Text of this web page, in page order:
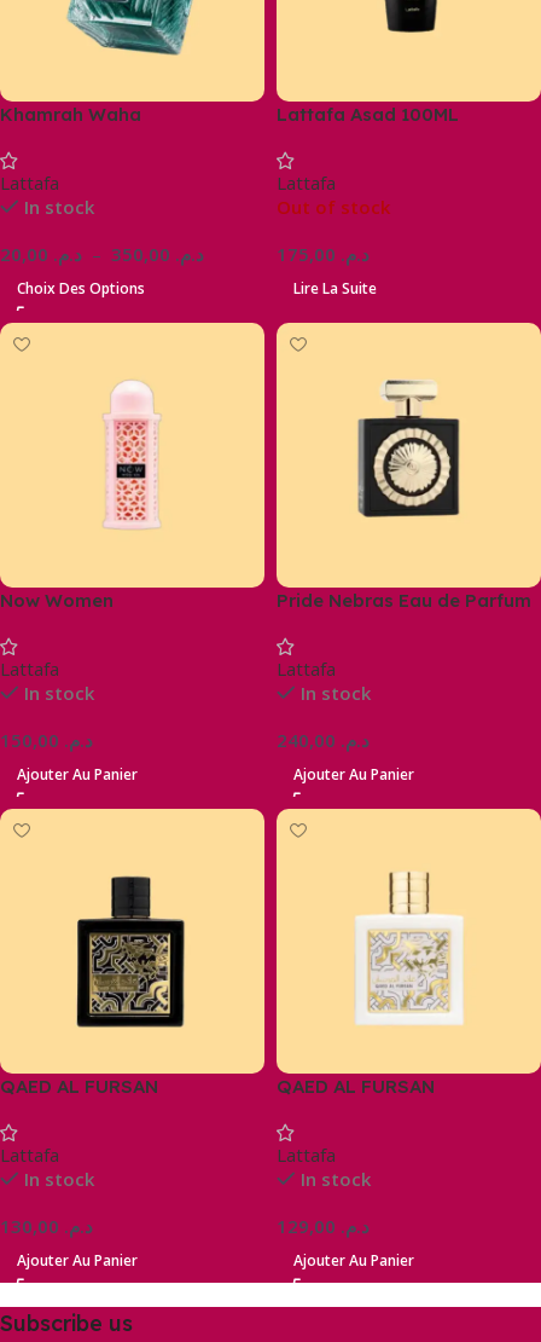
Khamrah Waha
Lattafa
In stock
د.م. – د.م.
Choix Des Options
Lattafa Asad 100ML
Lattafa
Out of stock
د.م.
Lire La Suite
Now Women
Lattafa
In stock
د.م.
Ajouter Au Panier
Pride Nebras Eau de Parfum
Lattafa
In stock
د.م.
Ajouter Au Panier
QAED AL FURSAN
Lattafa
In stock
د.م.
Ajouter Au Panier
QAED AL FURSAN
Lattafa
In stock
د.م.
Ajouter Au Panier
Subscribe us